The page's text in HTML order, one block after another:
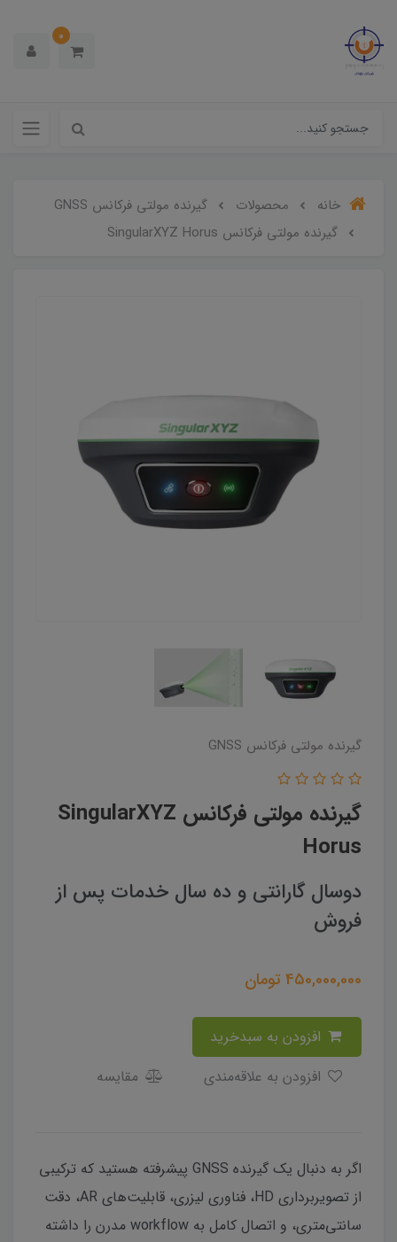
0
خانه محصولات
گیرنده مولتی فرکانس GNSS
گیرنده مولتی فرکانس SingularXYZ Horus
گیرنده مولتی فرکانس GNSS
گیرنده مولتی فرکانس SingularXYZ
Horus
دوسال گارانتی و ده سال خدمات پس از
فروش
450,000,000 تومان
مقایسه
اگر به دنبال یک گیرنده GNSS پیشرفته هستید که ترکیبی
از تصویربرداری HD، فناوری لیزری، قابلیت‌های AR، دقت
سانتی‌متری، و اتصال کامل به workflow مدرن را داشته